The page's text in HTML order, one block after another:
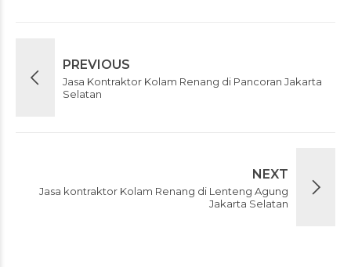
PREVIOUS
Jasa Kontraktor Kolam Renang di Pancoran Jakarta
Selatan
NEXT
Jasa kontraktor Kolam Renang di Lenteng Agung
Jakarta Selatan